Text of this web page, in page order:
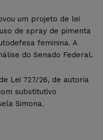
um projeto de lei
de spray de pimenta
feminina. A
do Senado Federal.
Lei 727/26, de autoria
substitutivo
Simona.